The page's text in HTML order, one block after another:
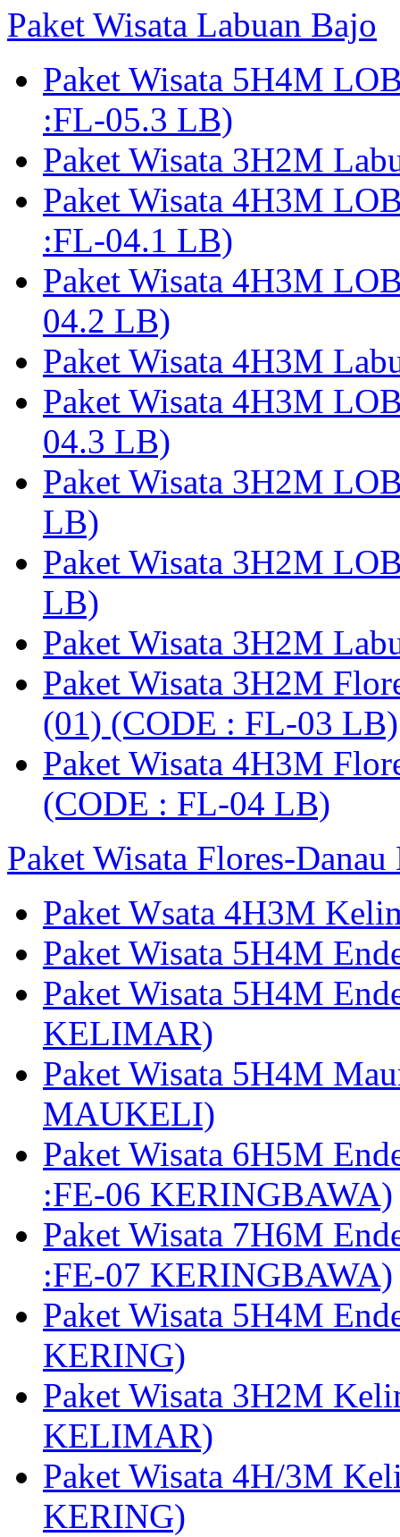
Paket Wisata Labuan Bajo
Paket Wisata 5H4M
:FL-05.3 LB)
Paket Wisata 3H2M
Paket Wisata 4H3M
:FL-04.1 LB)
Paket Wisata 4H3M
04.2 LB)
Paket Wisata 4H3M
Paket Wisata 4H3M
04.3 LB)
Paket Wisata 3H2M
LB)
Paket Wisata 3H2M
LB)
Paket Wisata 3H2M
Paket Wisata 3H2M
(01) (CODE : FL-03 LB)
Paket Wisata 4H3M
(CODE : FL-04 LB)
Paket Wisata Flores-
Paket Wsata 4H3M
Paket Wisata 5H4M
Paket Wisata 5H4M
KELIMAR)
Paket Wisata 5H4M
MAUKELI)
Paket Wisata 6H5M
:FE-06 KERINGBAWA)
Paket Wisata 7H6M
:FE-07 KERINGBAWA)
Paket Wisata 5H4M
KERING)
Paket Wisata 3H2M
KELIMAR)
Paket Wisata 4H/3M
KERING)